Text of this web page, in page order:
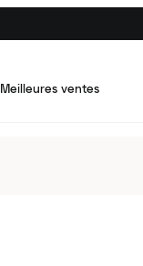
Meilleures ventes